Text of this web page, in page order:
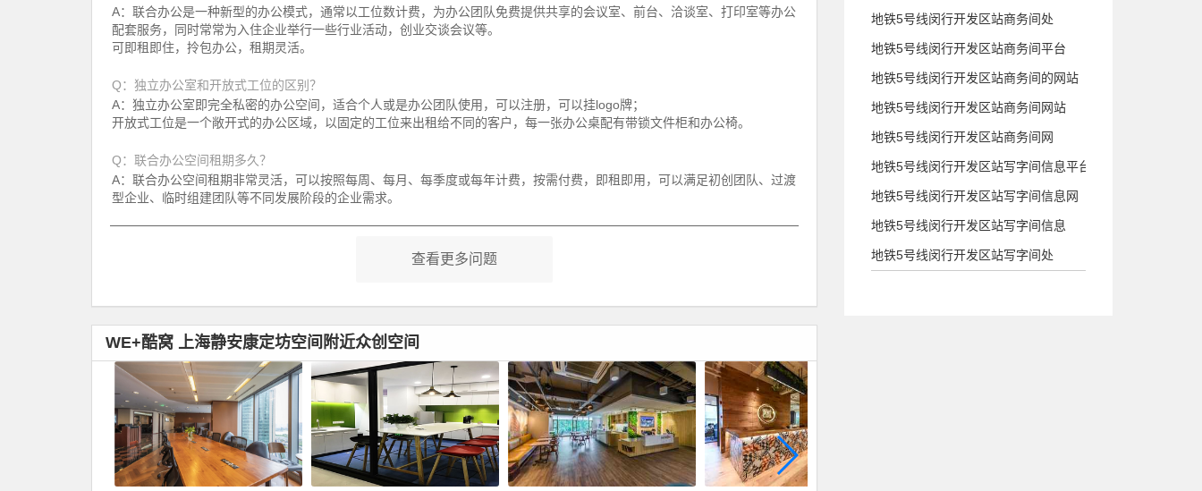
A：联合办公是一种新型的办公模式，通常以工位数计费，为办公团队免费提供共享的会议室、前台、洽谈室、打印室等办公
配套服务，同时常常为入住企业举行一些行业活动，创业交谈会议等。
可即租即住，拎包办公，租期灵活。
Q：独立办公室和开放式工位的区别？
A：独立办公室即完全私密的办公空间，适合个人或是办公团队使用，可以注册，可以挂logo牌；
开放式工位是一个敞开式的办公区域，以固定的工位来出租给不同的客户，每一张办公桌配有带锁文件柜和办公椅。
Q：联合办公空间租期多久？
A：联合办公空间租期非常灵活，可以按照每周、每月、每季度或每年计费，按需付费，即租即用，可以满足初创团队、过渡
型企业、临时组建团队等不同发展阶段的企业需求。
查看更多问题
WE+酷窝 上海静安康定坊空间附近众创空间
地铁5号线闵行开发区站商务间处
地铁5号线闵行开发区站商务间平台
地铁5号线闵行开发区站商务间的网站
地铁5号线闵行开发区站商务间网站
地铁5号线闵行开发区站商务间网
地铁5号线闵行开发区站写字间信息平台
地铁5号线闵行开发区站写字间信息网
地铁5号线闵行开发区站写字间信息
地铁5号线闵行开发区站写字间处